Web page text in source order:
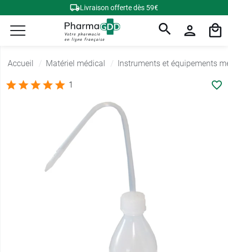
Livraison offerte dès 59€
Accueil Matériel médical Instruments et équipements
1